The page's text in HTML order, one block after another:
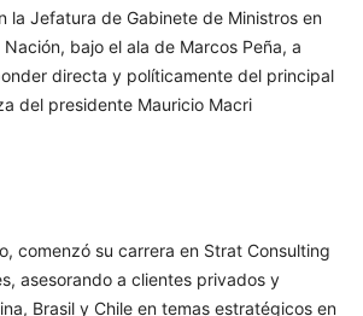
la Jefatura de Gabinete de Ministros en
Nación, bajo el ala de Marcos Peña, a
directa y políticamente del principal
del presidente Mauricio Macri
comenzó su carrera en Strat Consulting
asesorando a clientes privados y
Brasil y Chile en temas estratégicos en